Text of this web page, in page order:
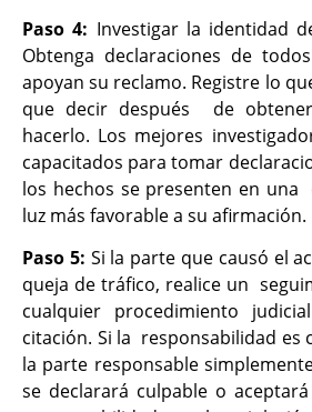
Paso 4: Investigar la identidad
Obtenga declaraciones de
apoyan su reclamo. Registre lo
que decir después de
hacerlo. Los mejores
capacitados para tomar
los hechos se presenten en una
luz más favorable a su afirmación.
Paso 5: Si la parte que causó el
queja de tráfico, realice un
cualquier procedimiento
citación. Si la responsabilidad es
la parte responsable
se declarará culpable o